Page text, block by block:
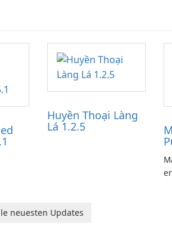
Huyền Thoại Làng
Lá 1.2.5
neuesten Updates